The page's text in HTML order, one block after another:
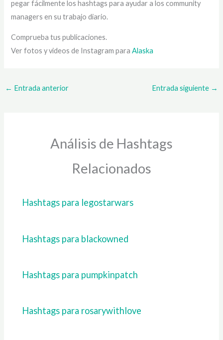
pegar fácilmente los hashtags para ayudar a los community
managers en su trabajo diario.
Comprueba tus publicaciones.
Ver fotos y videos de Instagram paraAlaska
← Entrada anterior Entrada siguiente →
Análisis de Hashtags
Relacionados
Hashtags para legostarwars
Hashtags para blackowned
Hashtags para pumpkinpatch
Hashtags para rosarywithlove